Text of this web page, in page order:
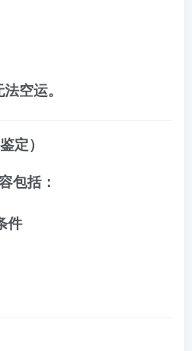
空运。
定）
包括：
件